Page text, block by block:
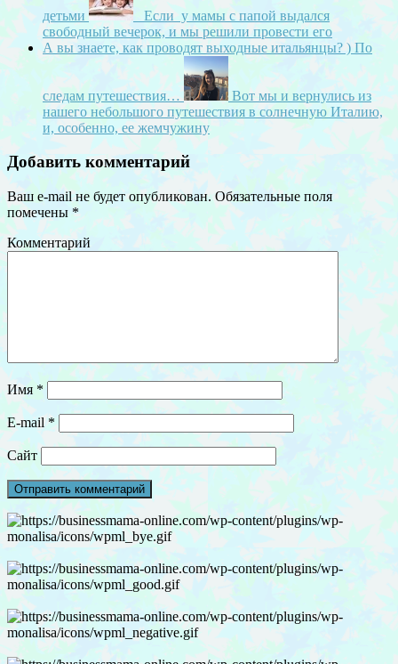
детьми
Если у мамы с папой выдался
свободный вечерок, и мы решили провести его
А вы знаете, как проводят выходные итальянцы? ) По
следам путешествия…
Вот мы и вернулись из
нашего небольшого путешествия в солнечную Италию,
и, особенно, ее жемчужину
Добавить комментарий
Ваш e-mail не будет опубликован. Обязательные поля
помечены *
Комментарий
Имя *
E-mail *
Сайт